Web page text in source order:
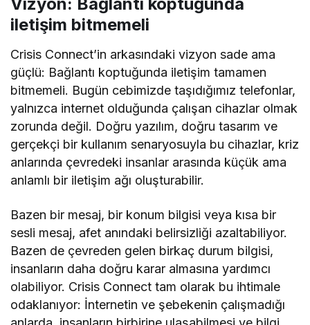
iletişim bitmemeli
Crisis Connect’in arkasındaki vizyon sade ama
güçlü: Bağlantı koptuğunda iletişim tamamen
bitmemeli. Bugün cebimizde taşıdığımız telefonlar,
yalnızca internet olduğunda çalışan cihazlar olmak
zorunda değil. Doğru yazılım, doğru tasarım ve
gerçekçi bir kullanım senaryosuyla bu cihazlar, kriz
anlarında çevredeki insanlar arasında küçük ama
anlamlı bir iletişim ağı oluşturabilir.
Bazen bir mesaj, bir konum bilgisi veya kısa bir
sesli mesaj, afet anındaki belirsizliği azaltabiliyor.
Bazen de çevreden gelen birkaç durum bilgisi,
insanların daha doğru karar almasına yardımcı
olabiliyor. Crisis Connect tam olarak bu ihtimale
odaklanıyor: İnternetin ve şebekenin çalışmadığı